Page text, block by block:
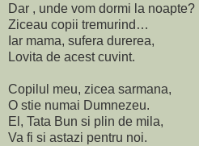
Dar , unde vom dormi la noapte?
Ziceau copii tremurind…
Iar mama, sufera durerea,
Lovita de acest cuvint.
Copilul meu, zicea sarmana,
O stie numai Dumnezeu.
El, Tata Bun si plin de mila,
Va fi si astazi pentru noi.